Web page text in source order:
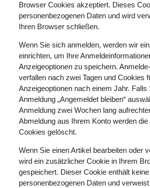
Browser Cookies akzeptiert. Dieses
personenbezogenen Daten und wird
Ihren Browser schließen.
Wenn Sie sich anmelden, werden wir
einrichten, um Ihre
Anzeigeoptionen zu speichern.
verfallen nach zwei Tagen und Cookies
Anzeigeoptionen nach einem Jahr. Falls
Anmeldung „Angemeldet bleiben“
Anmeldung zwei Wochen lang
Abmeldung aus Ihrem Konto werden die
Cookies gelöscht.
Wenn Sie einen Artikel bearbeiten oder
wird ein zusätzlicher Cookie in Ihrem
gespeichert. Dieser Cookie enthält keine
personenbezogenen Daten und